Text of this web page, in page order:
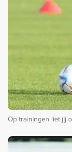
Op trainingen liet jij